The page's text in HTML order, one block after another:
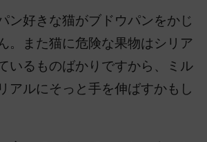
ン好きな猫がブドウパンをかじ
。また猫に危険な果物はシリア
いるものばかりですから、ミル
アルにそっと手を伸ばすかもし